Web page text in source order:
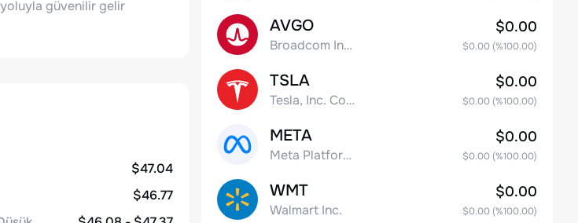
yoluyla güvenilir gelir
$47.04
$46.77
AVGO
Broadcom Inc. Common Stock
$0.00
$0.00(%100.00)
TSLA
Tesla, Inc. Common Stock
$0.00
$0.00(%100.00)
META
Meta Platforms, Inc. Class A Common Stock
$0.00
$0.00(%100.00)
WMT
Walmart Inc.
$0.00
$0.00(%100.00)